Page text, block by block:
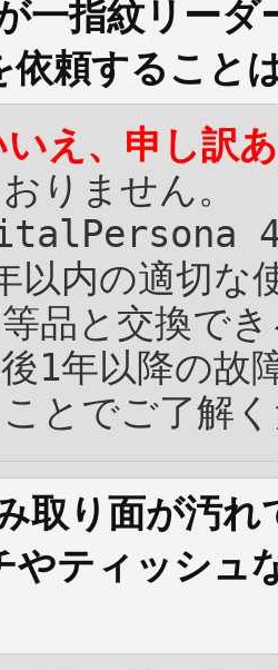
一指紋リーダ
依頼すること
いえ、申し訳
りません。
以内の適切な
品と交換で
1年以降の故
とでご了解
取り面が汚
やティッシュ